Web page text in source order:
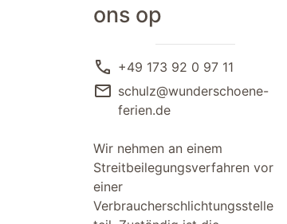
ons op
call +49 173 92 0 97 11
mail schulz@wunderschoene-
ferien.de
Wir nehmen an einem
Streitbeilegungsverfahren vor
einer
Verbraucherschlichtungsstelle